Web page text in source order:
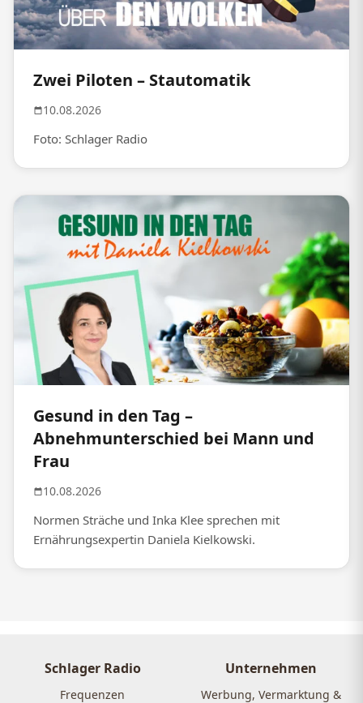
Zwei Piloten – Stautomatik
10.08.2026
Foto: Schlager Radio
Gesund in den Tag –
Abnehmunterschied bei Mann und
Frau
10.08.2026
Normen Sträche und Inka Klee sprechen mit
Ernährungsexpertin Daniela Kielkowski.
Schlager Radio
Frequenzen
Unternehmen
Werbung, Vermarktung &